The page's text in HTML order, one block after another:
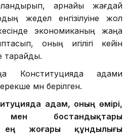
арнайы жағдай
жедел енгізілуіне жол
экономиканың жаңа
оның игілігі кейін
тарайды.
Конституцияда адами
мән берілген.
адам, оның өмірі,
мен бостандықтары
ең жоғары құндылығы